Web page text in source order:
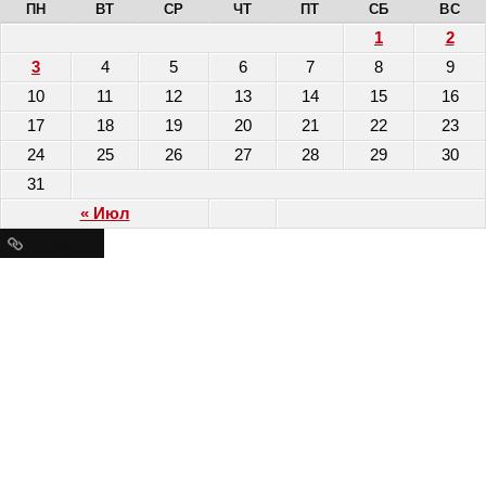
ПН ВТ СР ЧТ ПТ СБ ВС
« Июл
1
2
3
4 5 6 7 8
9
10
11 12 13 14 15
16
17
18 19 20 21 22
23
24
25 26 27 28 29
30
31